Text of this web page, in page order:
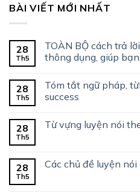
BÀI VIẾT MỚI NHẤT
28
Th5
TOÀN BỘ cách trả
thông dụng, giúp
28
Th5
Tóm tắt ngữ pháp,
success
28
Th5
Từ vựng luyện nói
28
Th5
Các chủ đề luyện nói